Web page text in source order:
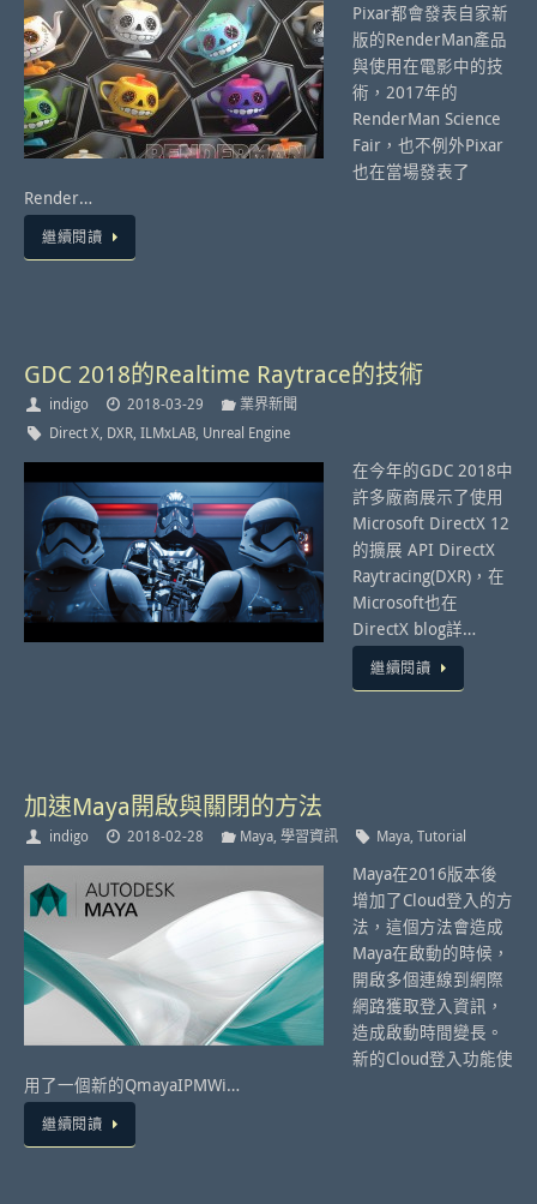
Pixar都會發表自家新
版的RenderMan產品
與使用在電影中的技
術，2017年的
RenderMan Science
Fair，也不例外Pixar
也在當場發表了
Render…
繼續閱讀
GDC 2018的Realtime Raytrace的技術
indigo 2018-03-29
業界新聞
Direct X, DXR, ILMxLAB, Unreal Engine
在今年的GDC 2018中
許多廠商展示了使用
Microsoft DirectX 12
的擴展 API DirectX
Raytracing(DXR)，在
Microsoft也在
DirectX blog詳…
繼續閱讀
加速Maya開啟與關閉的方法
indigo 2018-02-28 Maya, 學習資訊 Maya,Tutorial
Maya在2016版本後
增加了Cloud登入的方
法，這個方法會造成
Maya在啟動的時候，
開啟多個連線到網際
網路獲取登入資訊，
造成啟動時間變長。
新的Cloud登入功能使
用了一個新的QmayaIPMWi…
繼續閱讀